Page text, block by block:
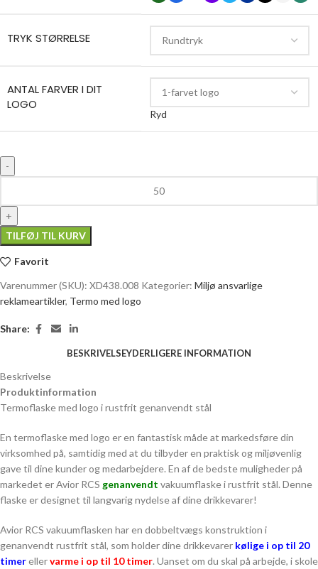
TRYK STØRRELSE
ANTAL FARVER I DIT
LOGO
Ryd
TILFØJ TIL KURV
Favorit
Varenummer (SKU): XD438.008 Kategorier: Miljø ansvarlige
reklameartikler, Termo med logo
Share:
BESKRIVELSEYDERLIGERE INFORMATION
Beskrivelse
Produktinformation
Termoflaske med logo i rustfrit genanvendt stål
En termoflaske med logo er en fantastisk måde at markedsføre din
virksomhed på, samtidig med at du tilbyder en praktisk og miljøvenlig
gave til dine kunder og medarbejdere. En af de bedste muligheder på
markedet er Avior RCS genanvendt vakuumflaske i rustfrit stål. Denne
flaske er designet til langvarig nydelse af dine drikkevarer!
Avior RCS vakuumflasken har en dobbeltvægs konstruktion i
genanvendt rustfrit stål, som holder dine drikkevarer kølige i op til 20
timerellervarme i op til 10 timer. Uanset om du skal på arbejde, i skole